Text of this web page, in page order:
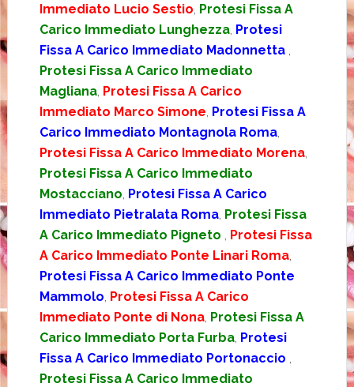
Immediato Lucio Sestio Protesi Fissa A
Carico Immediato Lunghezza, Protesi
Fissa A Carico Immediato Madonnetta
Protesi Fissa A Carico Immediato
Magliana, Protesi Fissa A Carico
Immediato Marco Simone Protesi Fissa A
Carico Immediato Montagnola Roma,
Protesi Fissa A Carico Immediato Morena,
Protesi Fissa A Carico Immediato
Mostacciano Protesi Fissa A Carico
Immediato Pietralata Roma, Protesi Fissa
A Carico Immediato Pigneto
Protesi Fissa
A Carico Immediato Ponte Linari Roma,
Protesi Fissa A Carico Immediato Ponte
Mammolo Protesi Fissa A Carico
Immediato Ponte di Nona, Protesi Fissa A
Carico Immediato Porta Furba, Protesi
Fissa A Carico Immediato Portonaccio
Protesi Fissa A Carico Immediato